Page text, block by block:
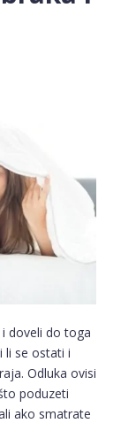
doveli do toga
li se ostati i
Odluka ovisi
poduzeti
ako smatrate